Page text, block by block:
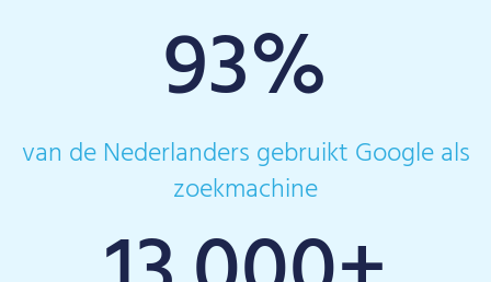
93%
van de Nederlanders gebruikt Google als
zoekmachine